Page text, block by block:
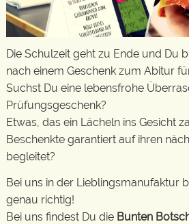
Die Schulzeit geht zu Ende und Du
nach einem Geschenk zum Abitur
Suchst Du eine lebensfrohe
Prüfungsgeschenk?
Etwas, das ein Lächeln ins Gesicht
Beschenkte garantiert auf ihren
begleitet?
Bei uns in der Lieblingsmanufaktur
genau richtig!
Bei uns findest Du die Bunten